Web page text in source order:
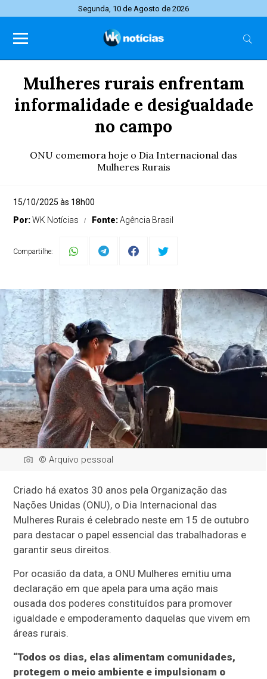
Segunda, 10 de Agosto de 2026
Mulheres rurais enfrentam
informalidade e desigualdade
no campo
ONU comemora hoje o Dia Internacional das
Mulheres Rurais
15/10/2025 às 18h00
Por:WK Notícias Fonte:Agência Brasil
Compartilhe:
© Arquivo pessoal
Criado há exatos 30 anos pela Organização das
Nações Unidas (ONU), o Dia Internacional das
Mulheres Rurais é celebrado neste em 15 de outubro
para destacar o papel essencial das trabalhadoras e
garantir seus direitos.
Por ocasião da data, a ONU Mulheres emitiu uma
declaração em que apela para uma ação mais
ousada dos poderes constituídos para promover
igualdade e empoderamento daquelas que vivem em
áreas rurais.
“Todos os dias, elas alimentam comunidades,
protegem o meio ambiente e impulsionam o